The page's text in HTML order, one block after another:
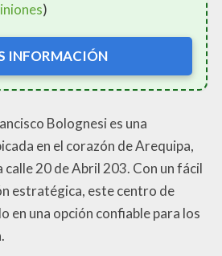
)
INFORMACIÓN
Bolognesi es una
en el corazón de Arequipa,
calle 20 de Abril 203. Con un fácil
estratégica, este centro de
en una opción confiable para los